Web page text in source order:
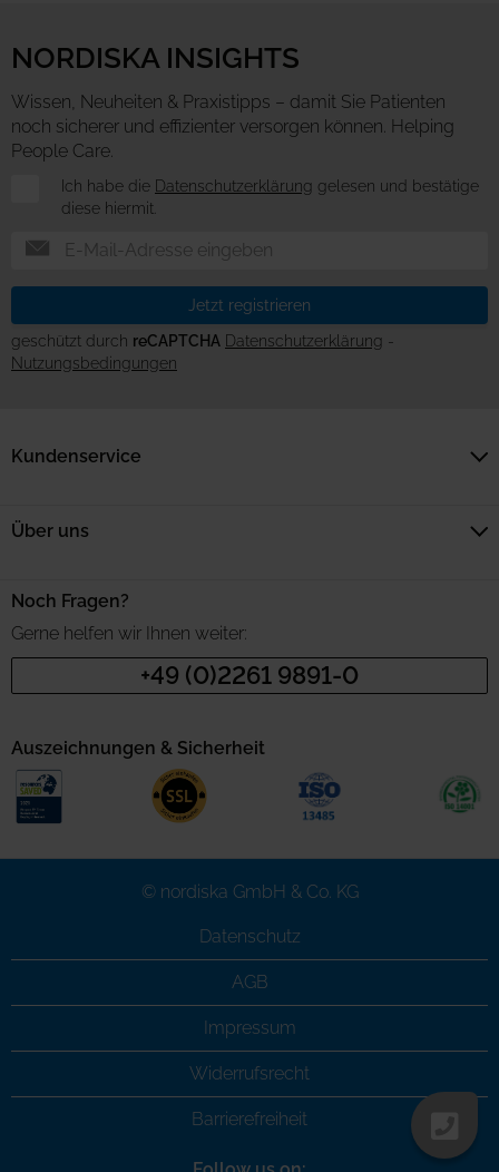
NORDISKA INSIGHTS
Wissen, Neuheiten & Praxistipps – damit Sie Patienten
noch sicherer und effizienter versorgen können. Helping
People Care.
NewsletterIch habe die Datenschutzerklärung gelesen und bestätige
diese hiermit.
Jetzt registrieren
geschützt durch reCAPTCHA Datenschutzerklärung -
Nutzungsbedingungen
Kundenservice
Noch Fragen?
Gerne helfen wir Ihnen weiter:
+49 (0)2261 9891-0
Über uns
Auszeichnungen & Sicherheit
© nordiska GmbH & Co. KG
Datenschutz
AGB
Impressum
Widerrufsrecht
Barrierefreiheit